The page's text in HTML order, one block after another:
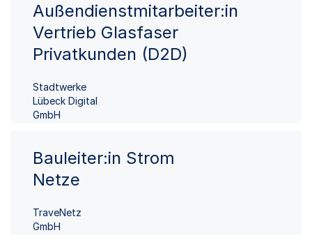
Außendienstmitarbeiter:in
Vertrieb Glasfaser
Privatkunden (D2D)
Stadtwerke
Lübeck Digital
GmbH
Bauleiter:in Strom
Netze
TraveNetz
GmbH